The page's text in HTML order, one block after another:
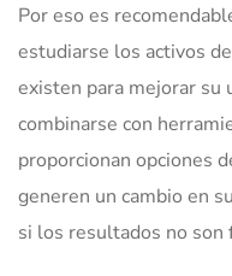
Por eso es
estudiarse los activos
existen para mejorar su
combinarse con
proporcionan opciones
generen un cambio en
si los resultados no son